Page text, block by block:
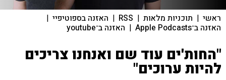
ראשי | תוכניות מלאות |
RSS
| האזנה בספוטיפיי |
האזנה ב־Apple Podcasts | האזנה ב־youtube
"החות'ים עוד שם ואנחנו צריכים
להיות ערוכים"